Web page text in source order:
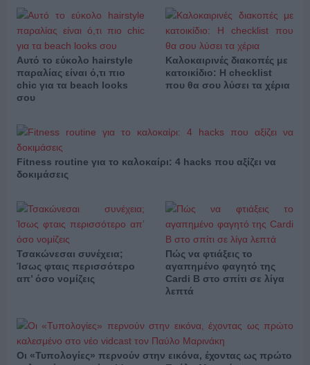
Αυτό το εύκολο hairstyle
παραλίας είναι ό,τι πιο
chic για τα beach looks
σου
Καλοκαιρινές διακοπές με
κατοικίδιο: Η checklist
που θα σου λύσει τα χέρια
Fitness routine για το καλοκαίρι: 4 hacks που αξίζει να
δοκιμάσεις
Τσακώνεσαι συνέχεια;
Ίσως φταις περισσότερο
απ’ όσο νομίζεις
Πώς να φτιάξεις το
αγαπημένο φαγητό της
Cardi B στο σπίτι σε λίγα
λεπτά
Οι «Τυπολογίες» περνούν στην εικόνα, έχοντας ως πρώτο